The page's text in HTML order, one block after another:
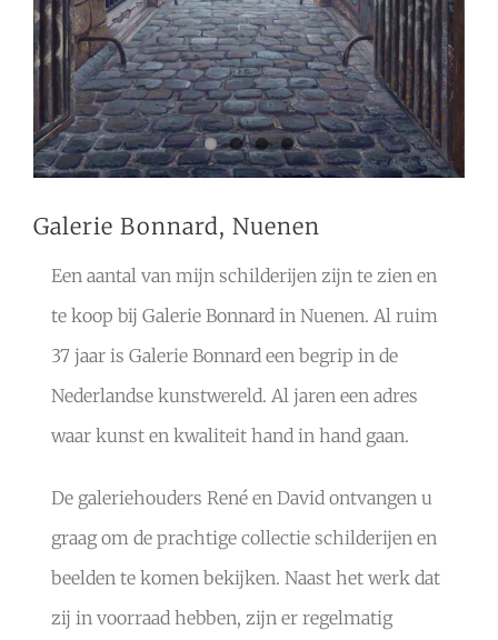
Galerie Bonnard, Nuenen
Een aantal van mijn schilderijen zijn te zien en
te koop bij Galerie Bonnard in Nuenen. Al ruim
37 jaar is Galerie Bonnard een begrip in de
Nederlandse kunstwereld. Al jaren een adres
waar kunst en kwaliteit hand in hand gaan.
De galeriehouders René en David ontvangen u
graag om de prachtige collectie schilderijen en
beelden te komen bekijken. Naast het werk dat
zij in voorraad hebben, zijn er regelmatig